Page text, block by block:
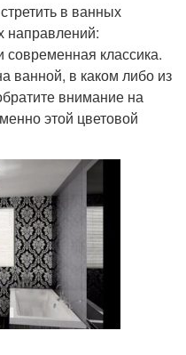
в ванных
направлений:
классика.
ванной, в каком либо из
внимание на
этой цветовой